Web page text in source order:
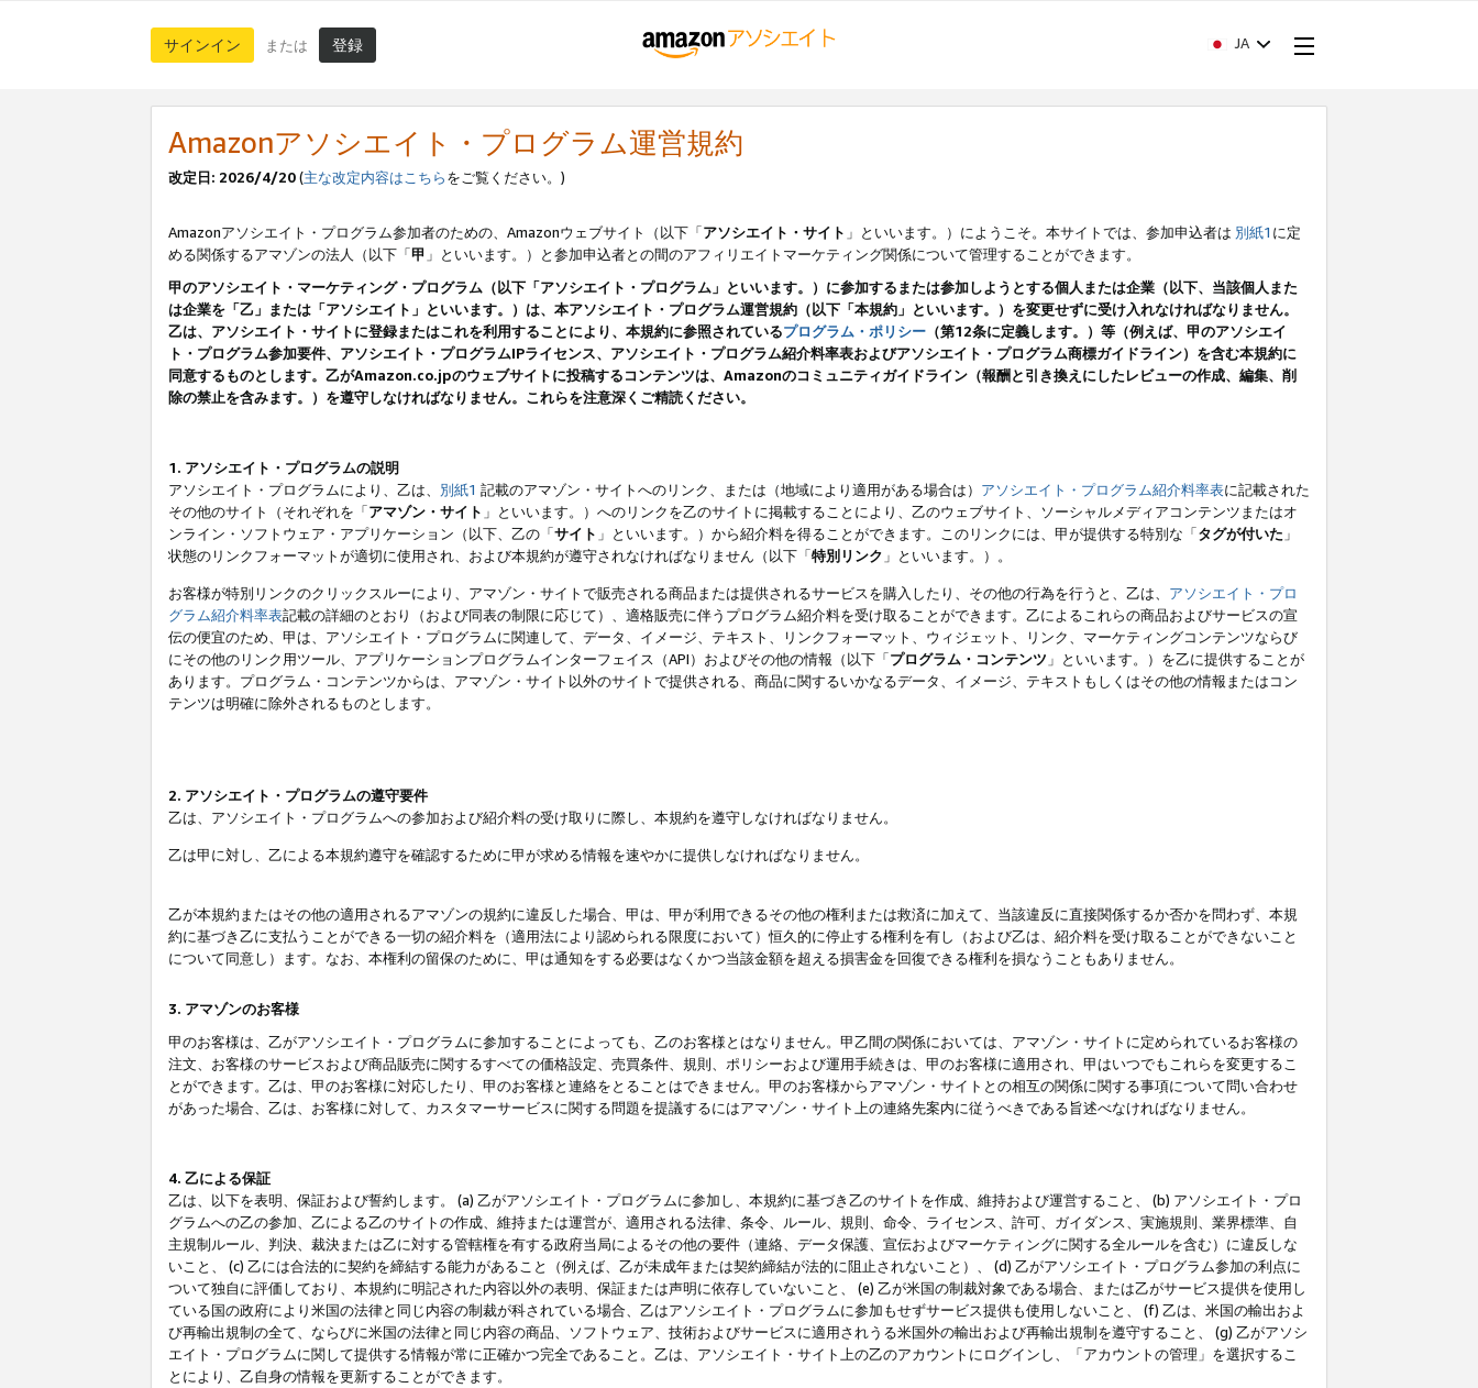
サインイン または 登録 JA
Amazonアソシエイト・プログラム運営規約
改定日: 2026/4/20(主な改定内容はこちらをご覧ください。)
Amazonアソシエイト・プログラム参加者のための、Amazonウェブサイト（以下「アソシエイト・サイト 」といいます。）にようこそ。本サイトでは、参加申込者は 別紙1 に定
める関係するアマゾンの法人（以下「甲 」といいます。）と参加申込者との間のアフィリエイトマーケティング関係について管理することができます。
甲のアソシエイト・マーケティング・プログラム（以下「アソシエイト・プログラム」といいます。）に参加するまたは参加しようとする個人または企業（以下、当該個人また
は企業を「乙」または「アソシエイト」といいます。）は、本アソシエイト・プログラム運営規約（以下「本規約」といいます。）を変更せずに受け入れなければなりません。
乙は、アソシエイト・サイトに登録またはこれを利用することにより、本規約に参照されているプログラム・ポリシー （第12条に定義します。）等（例えば、甲のアソシエイ
ト・プログラム参加要件、アソシエイト・プログラムIPライセンス、アソシエイト・プログラム紹介料率表およびアソシエイト・プログラム商標ガイドライン）を含む本規約に
同意するものとします。乙がAmazon.co.jpのウェブサイトに投稿するコンテンツは、Amazonのコミュニティガイドライン（報酬と引き換えにしたレビューの作成、編集、削
除の禁止を含みます。）を遵守しなければなりません。これらを注意深くご精読ください。
1. アソシエイト・プログラムの説明
アソシエイト・プログラムにより、乙は、 別紙1 記載のアマゾン・サイトへのリンク、または（地域により適用がある場合は） アソシエイト・プログラム紹介料率表に記載された
その他のサイト（それぞれを「アマゾン・サイト 」といいます。）へのリンクを乙のサイトに掲載することにより、乙のウェブサイト、ソーシャルメディアコンテンツまたはオ
ンライン・ソフトウェア・アプリケーション（以下、乙の「サイト 」といいます。）から紹介料を得ることができます。このリンクには、甲が提供する特別な「タグが付いた 」
状態のリンクフォーマットが適切に使用され、および本規約が遵守されなければなりません（以下「特別リンク 」といいます。）。
お客様が特別リンクのクリックスルーにより、アマゾン・サイトで販売される商品または提供されるサービスを購入したり、その他の行為を行うと、乙は、 アソシエイト・プロ
グラム紹介料率表記載の詳細のとおり（および同表の制限に応じて）、適格販売に伴うプログラム紹介料を受け取ることができます。乙によるこれらの商品およびサービスの宣
伝の便宜のため、甲は、アソシエイト・プログラムに関連して、データ、イメージ、テキスト、リンクフォーマット、ウィジェット、リンク、マーケティングコンテンツならび
にその他のリンク用ツール、アプリケーションプログラムインターフェイス（API）およびその他の情報（以下「プログラム・コンテンツ 」といいます。）を乙に提供することが
あります。プログラム・コンテンツからは、アマゾン・サイト以外のサイトで提供される、商品に関するいかなるデータ、イメージ、テキストもしくはその他の情報またはコン
テンツは明確に除外されるものとします。
2. アソシエイト・プログラムの遵守要件
乙は、アソシエイト・プログラムへの参加および紹介料の受け取りに際し、本規約を遵守しなければなりません。
乙は甲に対し、乙による本規約遵守を確認するために甲が求める情報を速やかに提供しなければなりません。
乙が本規約またはその他の適用されるアマゾンの規約に違反した場合、甲は、甲が利用できるその他の権利または救済に加えて、当該違反に直接関係するか否かを問わず、本規
約に基づき乙に支払うことができる一切の紹介料を（適用法により認められる限度において）恒久的に停止する権利を有し（および乙は、紹介料を受け取ることができないこと
について同意し）ます。なお、本権利の留保のために、甲は通知をする必要はなくかつ当該金額を超える損害金を回復できる権利を損なうこともありません。
3. アマゾンのお客様
甲のお客様は、乙がアソシエイト・プログラムに参加することによっても、乙のお客様とはなりません。甲乙間の関係においては、アマゾン・サイトに定められているお客様の
注文、お客様のサービスおよび商品販売に関するすべての価格設定、売買条件、規則、ポリシーおよび運用手続きは、甲のお客様に適用され、甲はいつでもこれらを変更するこ
とができます。乙は、甲のお客様に対応したり、甲のお客様と連絡をとることはできません。甲のお客様からアマゾン・サイトとの相互の関係に関する事項について問い合わせ
があった場合、乙は、お客様に対して、カスタマーサービスに関する問題を提議するにはアマゾン・サイト上の連絡先案内に従うべきである旨述べなければなりません。
4. 乙による保証
乙は、以下を表明、保証および誓約します。 (a) 乙がアソシエイト・プログラムに参加し、本規約に基づき乙のサイトを作成、維持および運営すること、 (b) アソシエイト・プロ
グラムへの乙の参加、乙による乙のサイトの作成、維持または運営が、適用される法律、条令、ルール、規則、命令、ライセンス、許可、ガイダンス、実施規則、業界標準、自
主規制ルール、判決、裁決または乙に対する管轄権を有する政府当局によるその他の要件（連絡、データ保護、宣伝およびマーケティングに関する全ルールを含む）に違反しな
いこと、 (c) 乙には合法的に契約を締結する能力があること（例えば、乙が未成年または契約締結が法的に阻止されないこと）、 (d) 乙がアソシエイト・プログラム参加の利点に
ついて独自に評価しており、本規約に明記された内容以外の表明、保証または声明に依存していないこと、 (e) 乙が米国の制裁対象である場合、または乙がサービス提供を使用し
ている国の政府により米国の法律と同じ内容の制裁が科されている場合、乙はアソシエイト・プログラムに参加もせずサービス提供も使用しないこと、 (f) 乙は、米国の輸出およ
び再輸出規制の全て、ならびに米国の法律と同じ内容の商品、ソフトウェア、技術およびサービスに適用されうる米国外の輸出および再輸出規制を遵守すること、 (g) 乙がアソシ
エイト・プログラムに関して提供する情報が常に正確かつ完全であること。乙は、アソシエイト・サイト上の乙のアカウントにログインし、「アカウントの管理」を選択するこ
とにより、乙自身の情報を更新することができます。